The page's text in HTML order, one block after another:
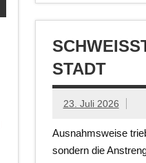
TADT
23. Juli 2026
Ausnahmsweise
sondern die